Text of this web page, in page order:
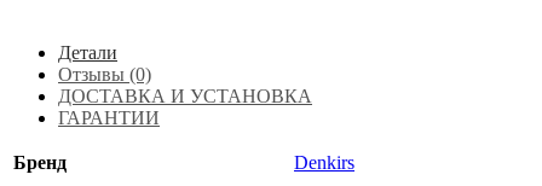
Детали
Отзывы (0)
ДОСТАВКА И УСТАНОВКА
ГАРАНТИИ
Бренд Denkirs